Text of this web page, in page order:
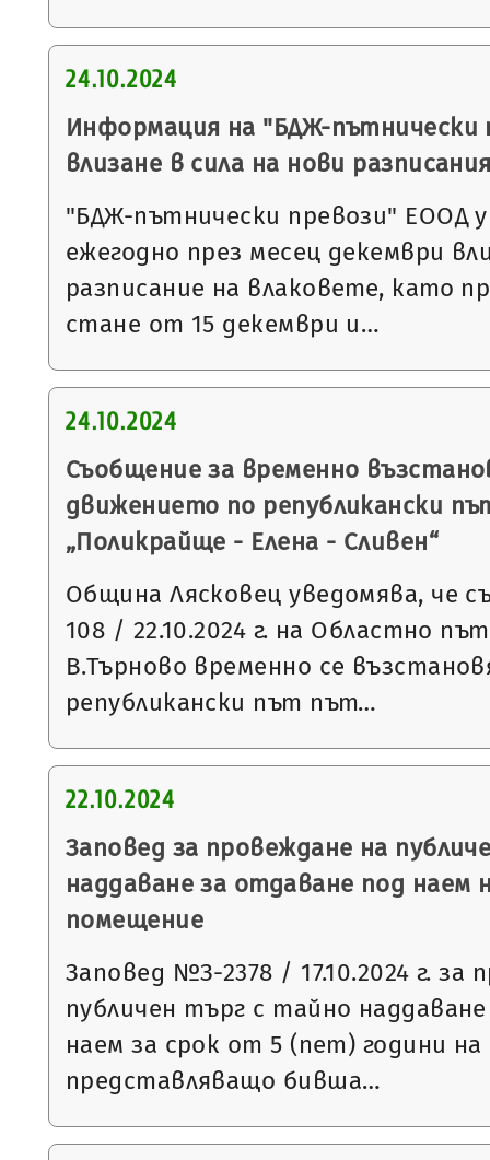
24.10.2024
Информация на "БДЖ-пътнически
влизане в сила на нови
"БДЖ-пътнически превози" ЕООД
ежегодно през месец декември
разписание на влаковете, като
стане от 15 декември и…
24.10.2024
Съобщение за временно
движението по републикански
„Поликрайще - Елена - Сливен“
Община Лясковец уведомява, че
108 / 22.10.2024 г. на Областно
В.Търново временно се
републикански път път…
22.10.2024
Заповед за провеждане на
наддаване за отдаване под наем
помещение
Заповед №З-2378 / 17.10.2024 г. за
публичен търг с тайно
наем за срок от 5 (пет) години
представляващо бивша…